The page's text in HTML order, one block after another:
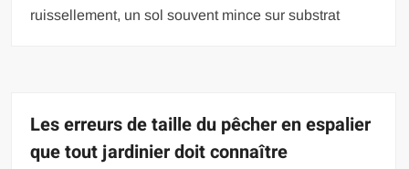
ruissellement, un sol souvent mince sur substrat
Les erreurs de taille du pêcher en espalier
que tout jardinier doit connaître